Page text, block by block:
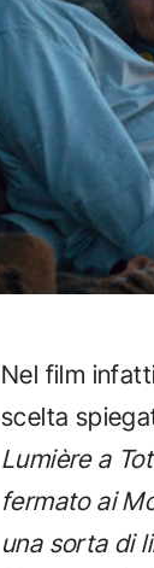
Nel film
scelta
Lumière a
fermato ai
una sorta di